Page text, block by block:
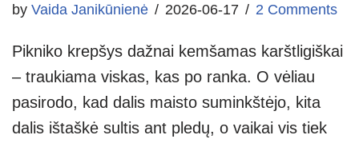
by Vaida Janikūnienė 2026-06-17 2 Comments
Pikniko krepšys dažnai kemšamas karštligiškai
– traukiama viskas, kas po ranka. O vėliau
pasirodo, kad dalis maisto suminkštėjo, kita
dalis ištaškė sultis ant pledų, o vaikai vis tiek